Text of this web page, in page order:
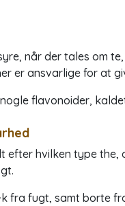
når der tales om
er ansvarlige for at
flavonoider,
efter hvilken type the,
fra fugt, samt borte